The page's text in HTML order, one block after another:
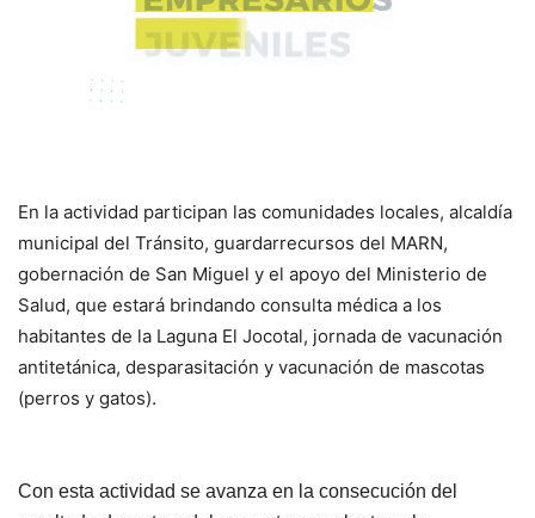
En la actividad participan las comunidades locales, alcaldía
municipal del Tránsito, guardarrecursos del MARN,
gobernación de San Miguel y el apoyo del Ministerio de
Salud, que estará brindando consulta médica a los
habitantes de la Laguna El Jocotal, jornada de vacunación
antitetánica, desparasitación y vacunación de mascotas
(perros y gatos).
Con esta actividad se avanza en la consecución del